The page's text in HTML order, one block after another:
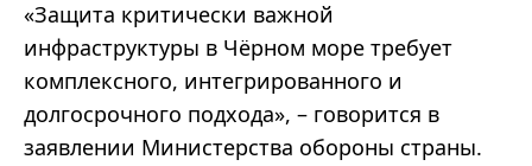
«Защита критически важной
инфраструктуры в Чёрном море требует
комплексного, интегрированного и
долгосрочного подхода», – говорится в
заявлении Министерства обороны страны.